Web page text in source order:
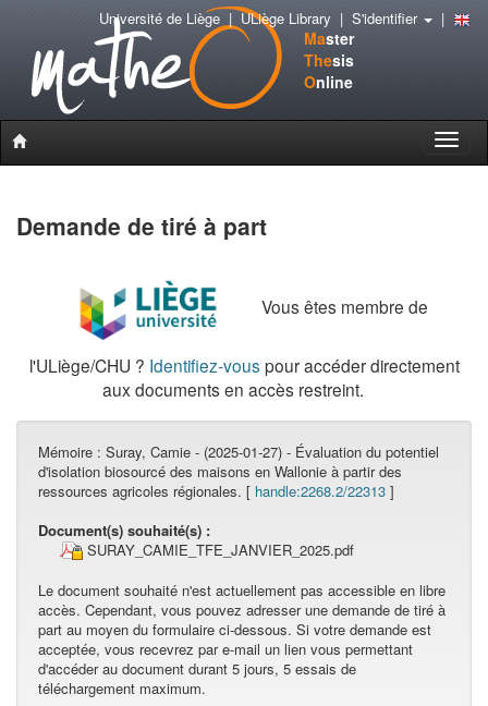
Master
Thesis
Online
Toggle
Université de Liège|ULiège Library | S'identifier |
Demande de tiré à part
Vous êtes membre de
l'ULiège/CHU ? Identifiez-vous pour accéder directement
aux documents en accès restreint.
Mémoire : Suray, Camie - (2025-01-27) - Évaluation du potentiel
d'isolation biosourcé des maisons en Wallonie à partir des
ressources agricoles régionales. [ handle:2268.2/22313 ]
Document(s) souhaité(s) :
SURAY_CAMIE_TFE_JANVIER_2025.pdf
Le document souhaité n'est actuellement pas accessible en libre
accès. Cependant, vous pouvez adresser une demande de tiré à
part au moyen du formulaire ci-dessous. Si votre demande est
acceptée, vous recevrez par e-mail un lien vous permettant
d'accéder au document durant 5 jours, 5 essais de
téléchargement maximum.